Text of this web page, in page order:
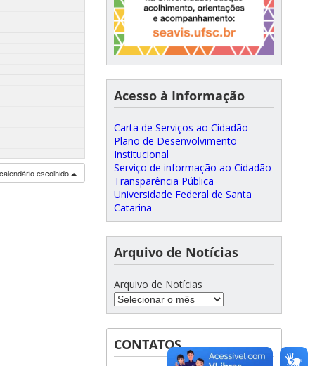
escolhido
Acesso à Informação
Carta de Serviços ao Cidadão
Plano de Desenvolvimento
Institucional
Serviço de informação ao Cidadão
Transparência Pública
Universidade Federal de Santa
Catarina
Arquivo de Notícias
Arquivo de Notícias
CONTATOS